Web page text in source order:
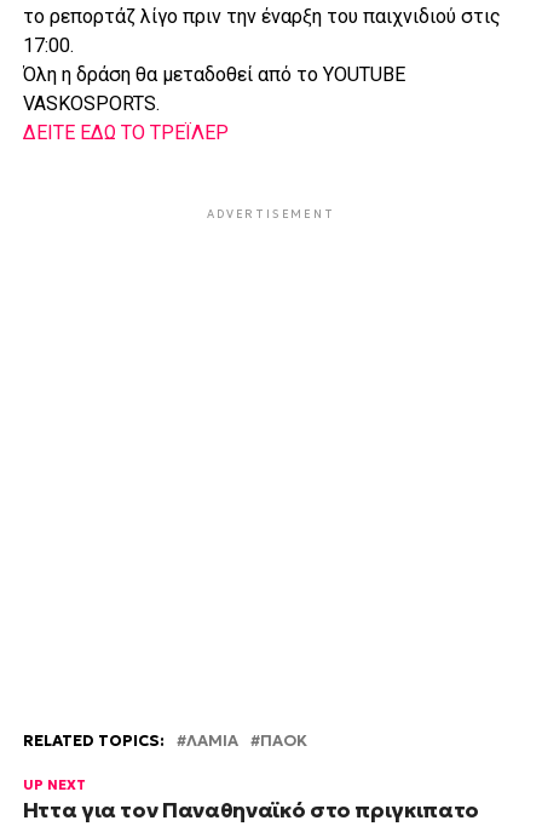
το ρεπορτάζ λίγο πριν την έναρξη του παιχνιδιού στις
17:00.
Όλη η δράση θα μεταδοθεί από το YOUTUBE
VASKOSPORTS.
ΔΕΙΤΕ ΕΔΩ ΤΟ ΤΡΕΪΛΕΡ
ADVERTISEMENT
RELATED TOPICS: ΛΑΜΙΑ ΠΑΟΚ
UP NEXT
Ήττα για τον Παναθηναϊκό στο πριγκιπατο